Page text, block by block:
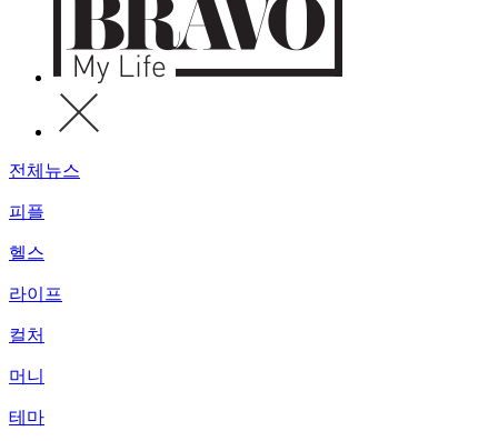
전체뉴스
피플
헬스
라이프
컬처
머니
테마